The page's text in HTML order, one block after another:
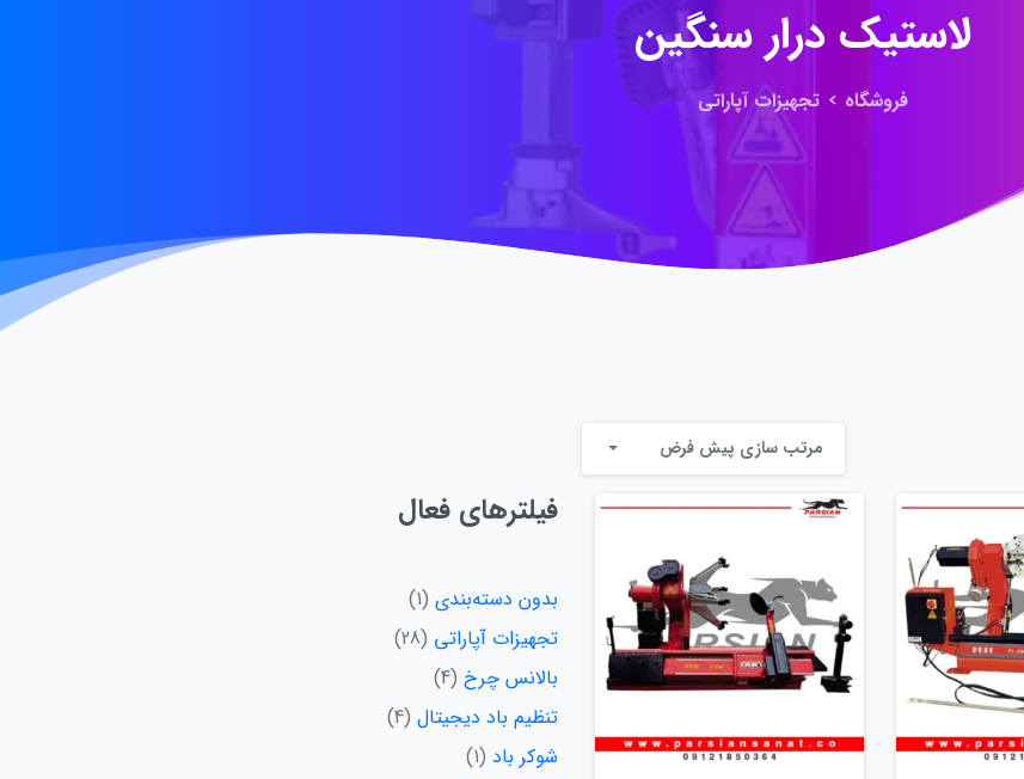
لاستیک درارسنگین
فروشگاه تجهیزات آپاراتی
مرتب سازی پیش فرض
فیلترهای فعال
بدون دسته‌بندی 1
تجهیزات آپاراتی 28
بالانس چرخ 4
تنظیم باد دیجیتال 4
شوکر باد 1